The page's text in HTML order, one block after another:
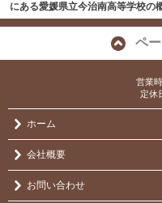
にある愛媛県立今治南高等学校の
ペ
営業
定休
ホーム
会社概要
お問い合わせ